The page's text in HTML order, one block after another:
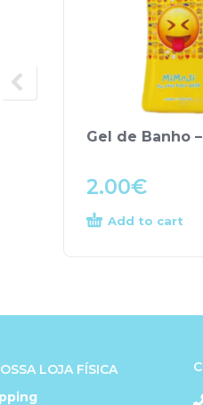
Gel de Banho
2.00€
Add to cart
LOJA FÍSICA